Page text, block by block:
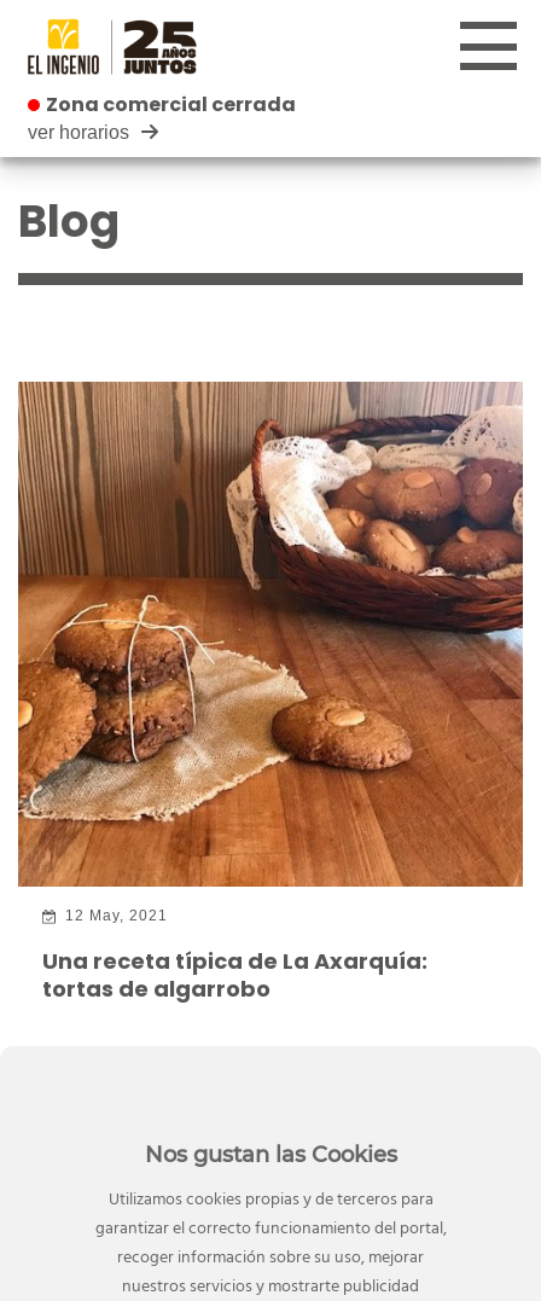
Zona comercial cerrada
CARTELERA
EVENTOS
BLOG
Zona comercial cerrada
ver horarios
Blog
12 May, 2021
Una receta típica de La Axarquía:
tortas de algarrobo
Dirección
Nos gustan las Cookies
Utilizamos cookies propias y de terceros para
garantizar el correcto funcionamiento del portal,
recoger información sobre su uso, mejorar
nuestros servicios y mostrarte publicidad